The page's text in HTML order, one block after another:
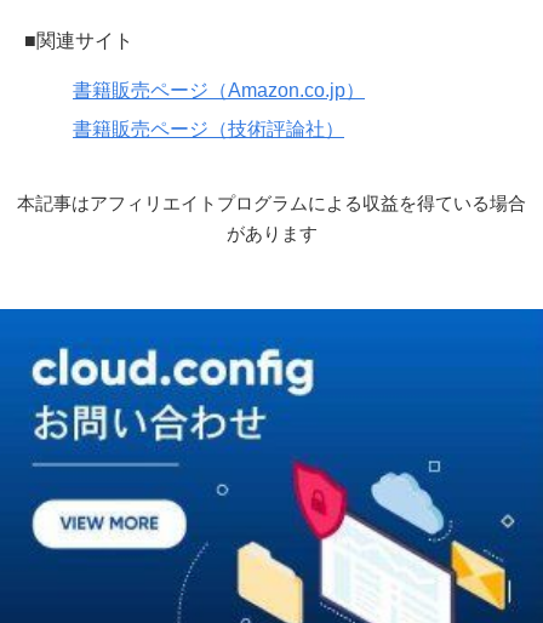
■関連サイト
書籍販売ページ（Amazon.co.jp）
書籍販売ページ（技術評論社）
本記事はアフィリエイトプログラムによる収益を得ている場合
があります